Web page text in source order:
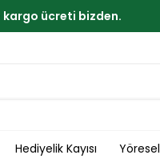
kargo ücreti bizden.
Hediyelik Kayısı